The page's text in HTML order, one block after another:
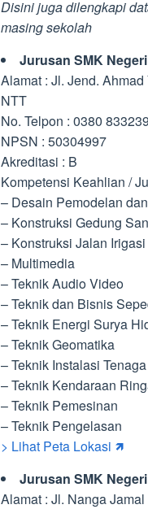
Disini juga dilengkapi
masing sekolah
Jurusan SMK
Alamat : Jl. Jend.
NTT
No. Telpon : 0380 833239
NPSN : 50304997
Akreditasi : B
Kompetensi Keahlian /
– Desain Pemodelan
– Konstruksi Gedung
– Konstruksi Jalan
– Multimedia
– Teknik Audio Video
– Teknik dan Bisnis
– Teknik Energi Surya
– Teknik Geomatika
– Teknik Instalasi
– Teknik Kendaraan
– Teknik Pemesinan
– Teknik Pengelasan
> Lihat Peta Lokasi 🡽
Jurusan SMK
Alamat : Jl. Nanga